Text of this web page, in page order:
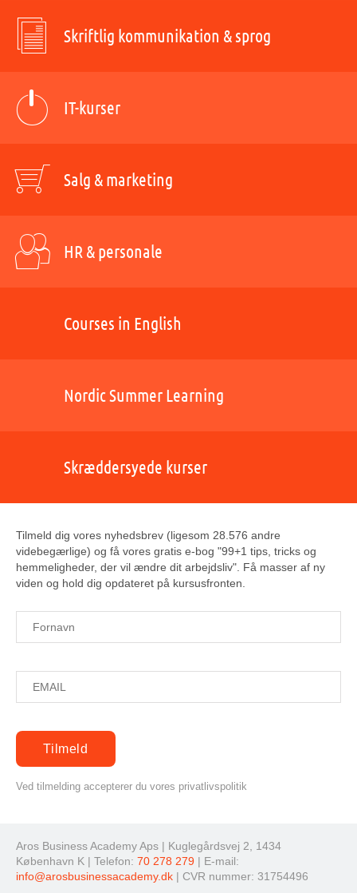
Skriftlig kommunikation & sprog
IT-kurser
Salg & marketing
HR & personale
Courses in English
Nordic Summer Learning
Skræddersyede kurser
Tilmeld dig vores nyhedsbrev (ligesom 28.576 andre
videbegærlige) og få vores gratis e-bog "99+1 tips, tricks og
hemmeligheder, der vil ændre dit arbejdsliv". Få masser af ny
viden og hold dig opdateret på kursusfronten.
Ved tilmelding accepterer du vores privatlivspolitik
Aros Business Academy Aps | Kuglegårdsvej 2, 1434
København K | Telefon: 70 278 279 | E-mail:
info@arosbusinessacademy.dk | CVR nummer: 31754496